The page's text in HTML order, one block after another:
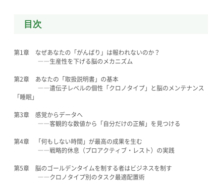
目次
第1章 なぜあなたの「がんばり」は報われないのか？
――生産性を下げる脳のメカニズム
第2章 あなたの「取扱説明書」の基本
――遺伝子レベルの個性「クロノタイプ」と脳のメンテナンス
「睡眠」
第3章 感覚からデータへ
――客観的な数値から「自分だけの正解」を見つける
第4章 「何もしない時間」が最高の成果を生む
――戦略的休息（プロアクティブ・レスト）の実践
第5章 脳のゴールデンタイムを制する者はビジネスを制す
――クロノタイプ別のタスク最適配置術